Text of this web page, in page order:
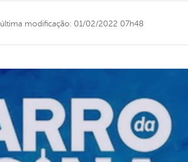
última modificação: 01/02/2022 07h48